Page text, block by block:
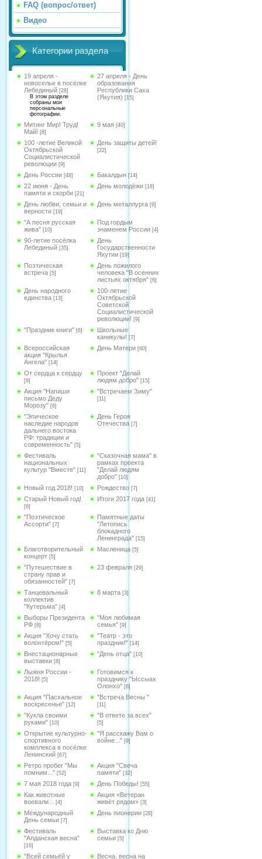
FAQ (вопрос/ответ)
Видео
Категории раздела
19 апреля -
новоселье в посёлке
Лебединый [28]
В этом разделе
собраны мои
персональные
фотографии.
27 апреля - День
образования
Республики Саха
(Якутия) [15]
Митинг Мир! Труд!
Май! [8]
9 мая [40]
100 -летие Великой
Октябрьской
Социалистической
революции [9]
День защиты детей!
[22]
День России [48] Бакалдын [14]
22 июня - День
памяти и скорби [21]
День молодёжи [18]
День любви, семьи и
верности [19]
День металлурга [9]
"А песня русская
жива" [10]
Под гордым
знаменем России [4]
90-летие посёлка
Лебединый [35]
День
Государственности
Якутии [19]
Поэтическая
встреча [5]
День пожилого
человека "В осенних
листьях октября" [6]
День народного
единства [13]
100-летие
Октябрьской
Советской
Социалистической
революции! [9]
"Праздник книги" [6]
Школьные
каникулы! [7]
Всероссийская
акция "Крылья
Ангела" [14]
День Матери [60]
От сердца к сердцу
[9]
Проект "Делай
людям добро" [15]
Акция "Напиши
письмо Деду
Морозу" [6]
"Встречаем Зиму"
[11]
"Эпическое
наследие народов
дальнего востока
РФ: традиции и
современность" [5]
День Героя
Отечества [7]
Фестиваль
национальных
культур "Вместе" [11]
"Сказочная мама" в
рамках проекта
"Делай людям
добро" [10]
Новый год 2018! [10] Рождество [7]
Старый Новый год!
[6]
Итоги 2017 года [41]
"Поэтическое
Ассорти" [7]
Памятные даты
"Летопись
блокадного
Ленинграда" [15]
Благотворительный
концерт [5]
Масленица [5]
"Путешествие в
страну прав и
обязанностей" [7]
23 февраля [29]
Танцевальный
коллектив
"Кутерьма" [4]
8 марта [3]
Выборы Президента
РФ [8]
"Моя любимая
семья" [9]
Акция "Хочу стать
волонтёром!" [5]
"Театр - это
праздник!" [14]
Внестационарные
выставки [8]
"День отца" [10]
Лыжня России -
2018! [5]
Готовимся к
празднику "Ыссыах
Олонхо" [6]
Акция "Пасхальное
воскресенье" [12]
"Встреча Весны "
[11]
"Кукла своими
руками" [10]
"В ответе за всех"
[5]
Открытие культурно-
спортивного
комплекса в посёлке
Ленинский [67]
"Я расскажу Вам о
войне..." [9]
Ретро пробег "Мы
помним..." [52]
Акция "Свеча
памяти" [32]
7 мая 2018 года [9] День Победы! [55]
Как животные
воевали...
[4]
Акция «Ветеран
живёт рядом» [3]
Международный
День семьи [7]
День пионерии [28]
Фестиваль
"Алданская весна"
[16]
Выставка ко Дню
семьи [5]
"Всей семьёй у
Весна, весна на